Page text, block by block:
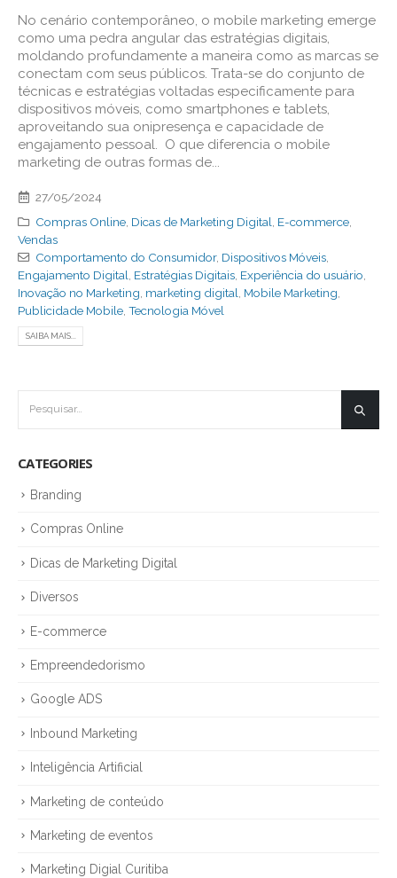
No cenário contemporâneo, o mobile marketing emerge
como uma pedra angular das estratégias digitais,
moldando profundamente a maneira como as marcas se
conectam com seus públicos. Trata-se do conjunto de
técnicas e estratégias voltadas especificamente para
dispositivos móveis, como smartphones e tablets,
aproveitando sua onipresença e capacidade de
engajamento pessoal. O que diferencia o mobile
marketing de outras formas de...
27/05/2024
Compras Online, Dicas de Marketing Digital E-commerce,
Vendas
Comportamento do Consumidor, Dispositivos Móveis,
Engajamento Digital Estratégias Digitais Experiência do usuário
Inovação no Marketing marketing digital Mobile Marketing
Publicidade Mobile Tecnologia Móvel
SAIBA MAIS...
CATEGORIES
Branding
Compras Online
Dicas de Marketing Digital
Diversos
E-commerce
Empreendedorismo
Google ADS
Inbound Marketing
Inteligência Artificial
Marketing de conteúdo
Marketing de eventos
Marketing Digial Curitiba